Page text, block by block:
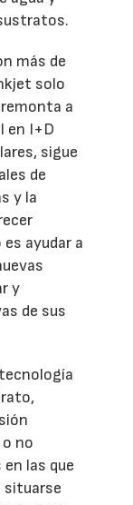
más de
solo
a
en I+D
sigue
de
y la
ayudar a
y
de sus
no
las que
situarse